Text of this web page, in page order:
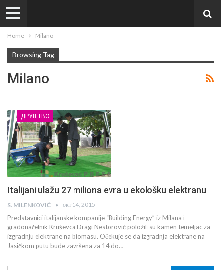
Home Milano
Browsing Tag
Milano
ДРУШТВО
Italijani ulažu 27 miliona evra u ekološku elektranu
S. MILENKOVIĆ окт 14, 2015
Predstavnici italijanske kompanije “Building Energy” iz Milana i
gradonačelnik Kruševca Dragi Nestorović položili su kamen temeljac za
izgradnju elektrane na biomasu. Očekuje se da izgradnja elektrane na
Jasičkom putu bude završena za 14 do…